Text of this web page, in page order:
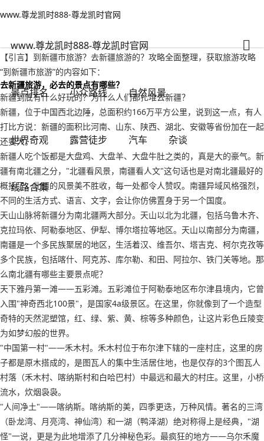
www.尊龙凯时888-尊龙凯时官网
www.尊龙凯时888-尊龙凯时官网
景点排名 小众路线 自然风景
世界奇观 露营徒步 汽车 杂谈
线路合集
www.尊龙凯时888-尊龙凯时官网
到新疆市旅游？去新疆旅游的-www.尊龙凯时888
【引言】到新疆市旅游？去新疆旅游的？攻略全面整理，获取旅游攻略
“到新疆市旅游”的内容如下：
去新疆旅游，必去的景点有哪些？
新疆到底有什么好玩的？为什么人们都扎堆去新疆？
新疆，位于中国西北边陲，总面积约166万平方公里，说到这一点，有人
打比方说：新疆的面积比河南、山东、陕西、湖北、安徽等省份加在一起
还要大。
新疆人吃个饭都是大盘鸡、大盘羊、大盘牛肚之类的，真是大的豪气。新
疆有南北疆之分，"北疆看风景，南疆看人文"这句话也是对南北疆最好的
概括了。北疆的风景美不胜收，每一处都令人赞叹。南疆异域风格强烈，
不同的生活方式、语言、文字，会让你仿佛置身于另一个国度。
天山山脉将新疆分为南北疆两大部分。天山以北为北疆，包括乌鲁木齐、
克拉玛依、阿勒泰地区、伊犁、博尔塔拉等地区。天山以南部分为南疆，
南疆是一个多民族聚居的地区，生活着汉、维吾尔、塔吉克、柯尔克孜等
多个民族，包括喀什、阿克苏、库尔勒、和田、阿拉尔、铁门关等地。那
么南北疆有哪些主要景点呢？
天下雅丹第一滩——五彩滩。五彩滩位于阿勒泰地区布尔津县境内，它曾
入围"神奇西北100景"，是国家4a级景区。在这里，你就像到了一个造型
奇特的天然泥塑馆，红、绿、紫、黄、棕等多种颜色，让这片彩色丘陵变
为如梦幻般的世界。
"中国第一村"——禾木村。禾木村位于布尔津下辖的一座村庄，这里的房
子都是原木搭成的，是图瓦人的集中生活居住地，也是仅存的3个图瓦人
村落（禾木村、喀纳斯村和白哈巴村）中最远和最大的村庄。这里，小桥
流水，炊烟袅袅。
"人间净土"——喀纳斯。喀纳斯的美，四季更迭，万种风情。著名的三湾
（卧龙湾、月亮湾、神仙湾）和一湖（鸭泽湖）绝对称得上是经典，"湖
怪"一说，更是为此地增添了几分神秘色彩。最疯狂的地方——乌尔禾魔